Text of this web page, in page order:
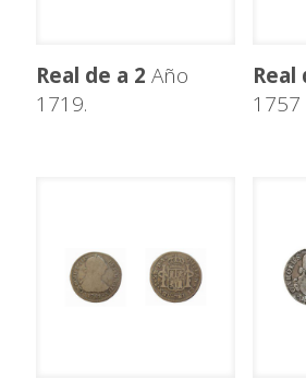
Real de a 2 Año
1719.
Real
1757